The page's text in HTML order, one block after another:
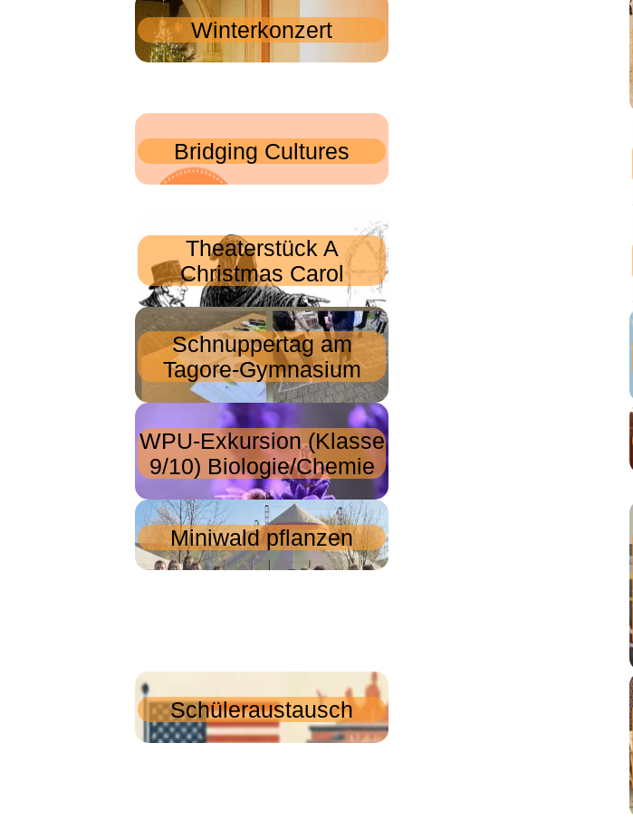
Winterkonzert
Bridging Cultures
Theaterstück A
Christmas Carol
Schnuppertag am
Tagore-Gymnasium
WPU-Exkursion (Klasse
9/10) Biologie/Chemie
Miniwald pflanzen
Schüleraustausch